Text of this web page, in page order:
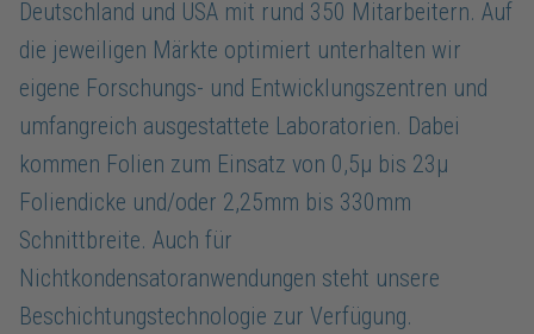
Deutschland und USA mit rund 350 Mitarbeitern. Auf
die jeweiligen Märkte optimiert unterhalten wir
eigene Forschungs- und Entwicklungszentren und
umfangreich ausgestattete Laboratorien. Dabei
kommen Folien zum Einsatz von 0,5µ bis 23µ
Foliendicke und/oder 2,25mm bis 330mm
Schnittbreite. Auch für
Nichtkondensatoranwendungen steht unsere
Beschichtungstechnologie zur Verfügung.